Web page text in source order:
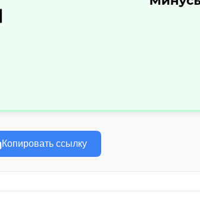
Копировать ссылку